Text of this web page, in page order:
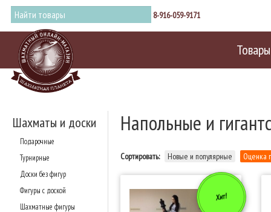
8-916-059-9171
Товары
Шахматы и доски
Подарочные
Турнирные
Доски без фигур
Фигуры с доской
Шахматные фигуры
Напольные и
Сортировать: Новые и популярные Оценка
Хит!